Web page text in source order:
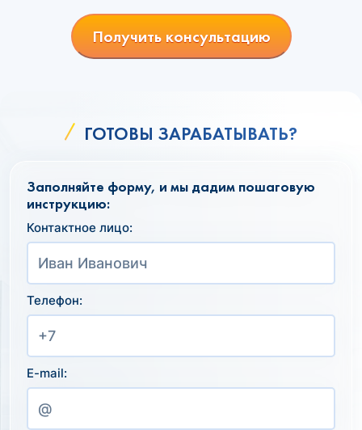
Получить консультацию
ГОТОВЫ ЗАРАБАТЫВАТЬ?
Заполняйте форму, и мы дадим пошаговую
инструкцию:
Контактное лицо:
Телефон:
E-mail: